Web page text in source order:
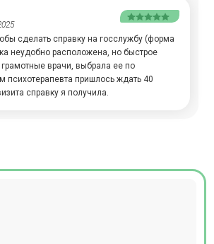
сделать справку на госслужбу (форма
неудобно расположена, но быстрое
врачи, выбрала ее по
психотерапевта пришлось ждать 40
справку я получила.